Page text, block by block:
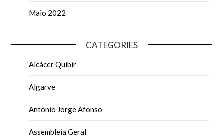
Maio 2022
CATEGORIES
Alcácer Quibir
Algarve
António Jorge Afonso
Assembleia Geral